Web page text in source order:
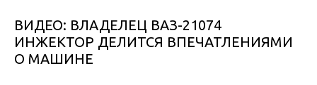
ВИДЕО: ВЛАДЕЛЕЦ ВАЗ-21074
ИНЖЕКТОР ДЕЛИТСЯ ВПЕЧАТЛЕНИЯМИ
О МАШИНЕ